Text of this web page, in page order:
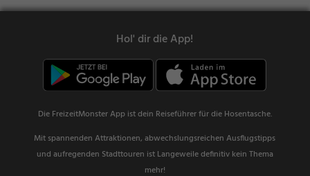
Hol' dir die App!
Die FreizeitMonster App ist dein Reiseführer für die Hosentasche.
Mit spannenden Attraktionen, abwechslungsreichen Ausflugstipps
und aufregenden Stadttouren ist Langeweile definitiv kein Thema
mehr!